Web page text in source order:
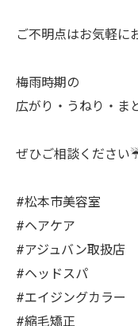
ご不明点はお気軽に
梅雨時期の
広がり・うねり・ま
ぜひご相談ください
#松本市美容室
#ヘアケア
#アジュバン取扱店
#ヘッドスパ
#エイジングカラー
#縮毛矯正